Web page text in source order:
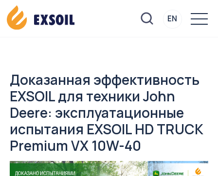
Доказанная эффективность
EXSOIL для техники John
Deere: эксплуатационные
испытания EXSOIL HD TRUCK
Premium VX 10W-40